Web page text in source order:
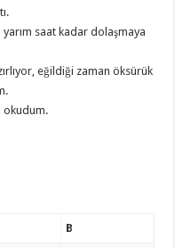
saat kadar dolaşmaya
eğildiği zaman öksürük
okudum.
B